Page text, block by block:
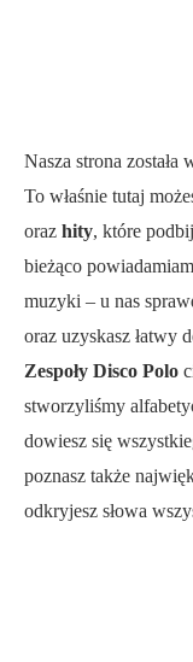
Nasza strona została
To właśnie tutaj
oraz hity, które
bieżąco
muzyki – u nas
oraz uzyskasz łatwy
Zespoły Disco Polo
stworzyliśmy
dowiesz się
poznasz także
odkryjesz słowa